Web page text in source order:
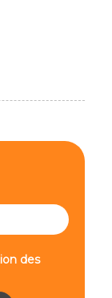
des